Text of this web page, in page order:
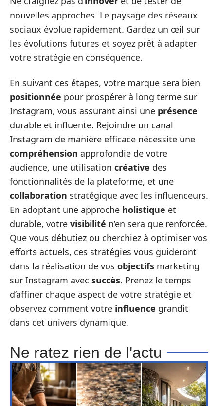
nouvelles approches. Le paysage des réseaux
sociaux évolue rapidement. Gardez un œil sur
les évolutions futures et soyez prêt à adapter
votre stratégie en conséquence.
En suivant ces étapes, votre marque sera bien
positionnée pour prospérer à long terme sur
Instagram, vous assurant ainsi une présence
durable et influente. Rejoindre un canal
Instagram de manière efficace nécessite une
compréhension approfondie de votre
audience, une utilisation créative des
fonctionnalités de la plateforme, et une
collaboration stratégique avec les influenceurs.
En adoptant une approche holistique et
durable, votre visibilité n’en sera que renforcée.
Que vous débutiez ou cherchiez à optimiser vos
efforts actuels, ces stratégies vous guideront
dans la réalisation de vos objectifs marketing
sur Instagram avec succès. Prenez le temps
d’affiner chaque aspect de votre stratégie et
observez comment votre influence grandit
dans cet univers dynamique.
Ne ratez rien de l'actu